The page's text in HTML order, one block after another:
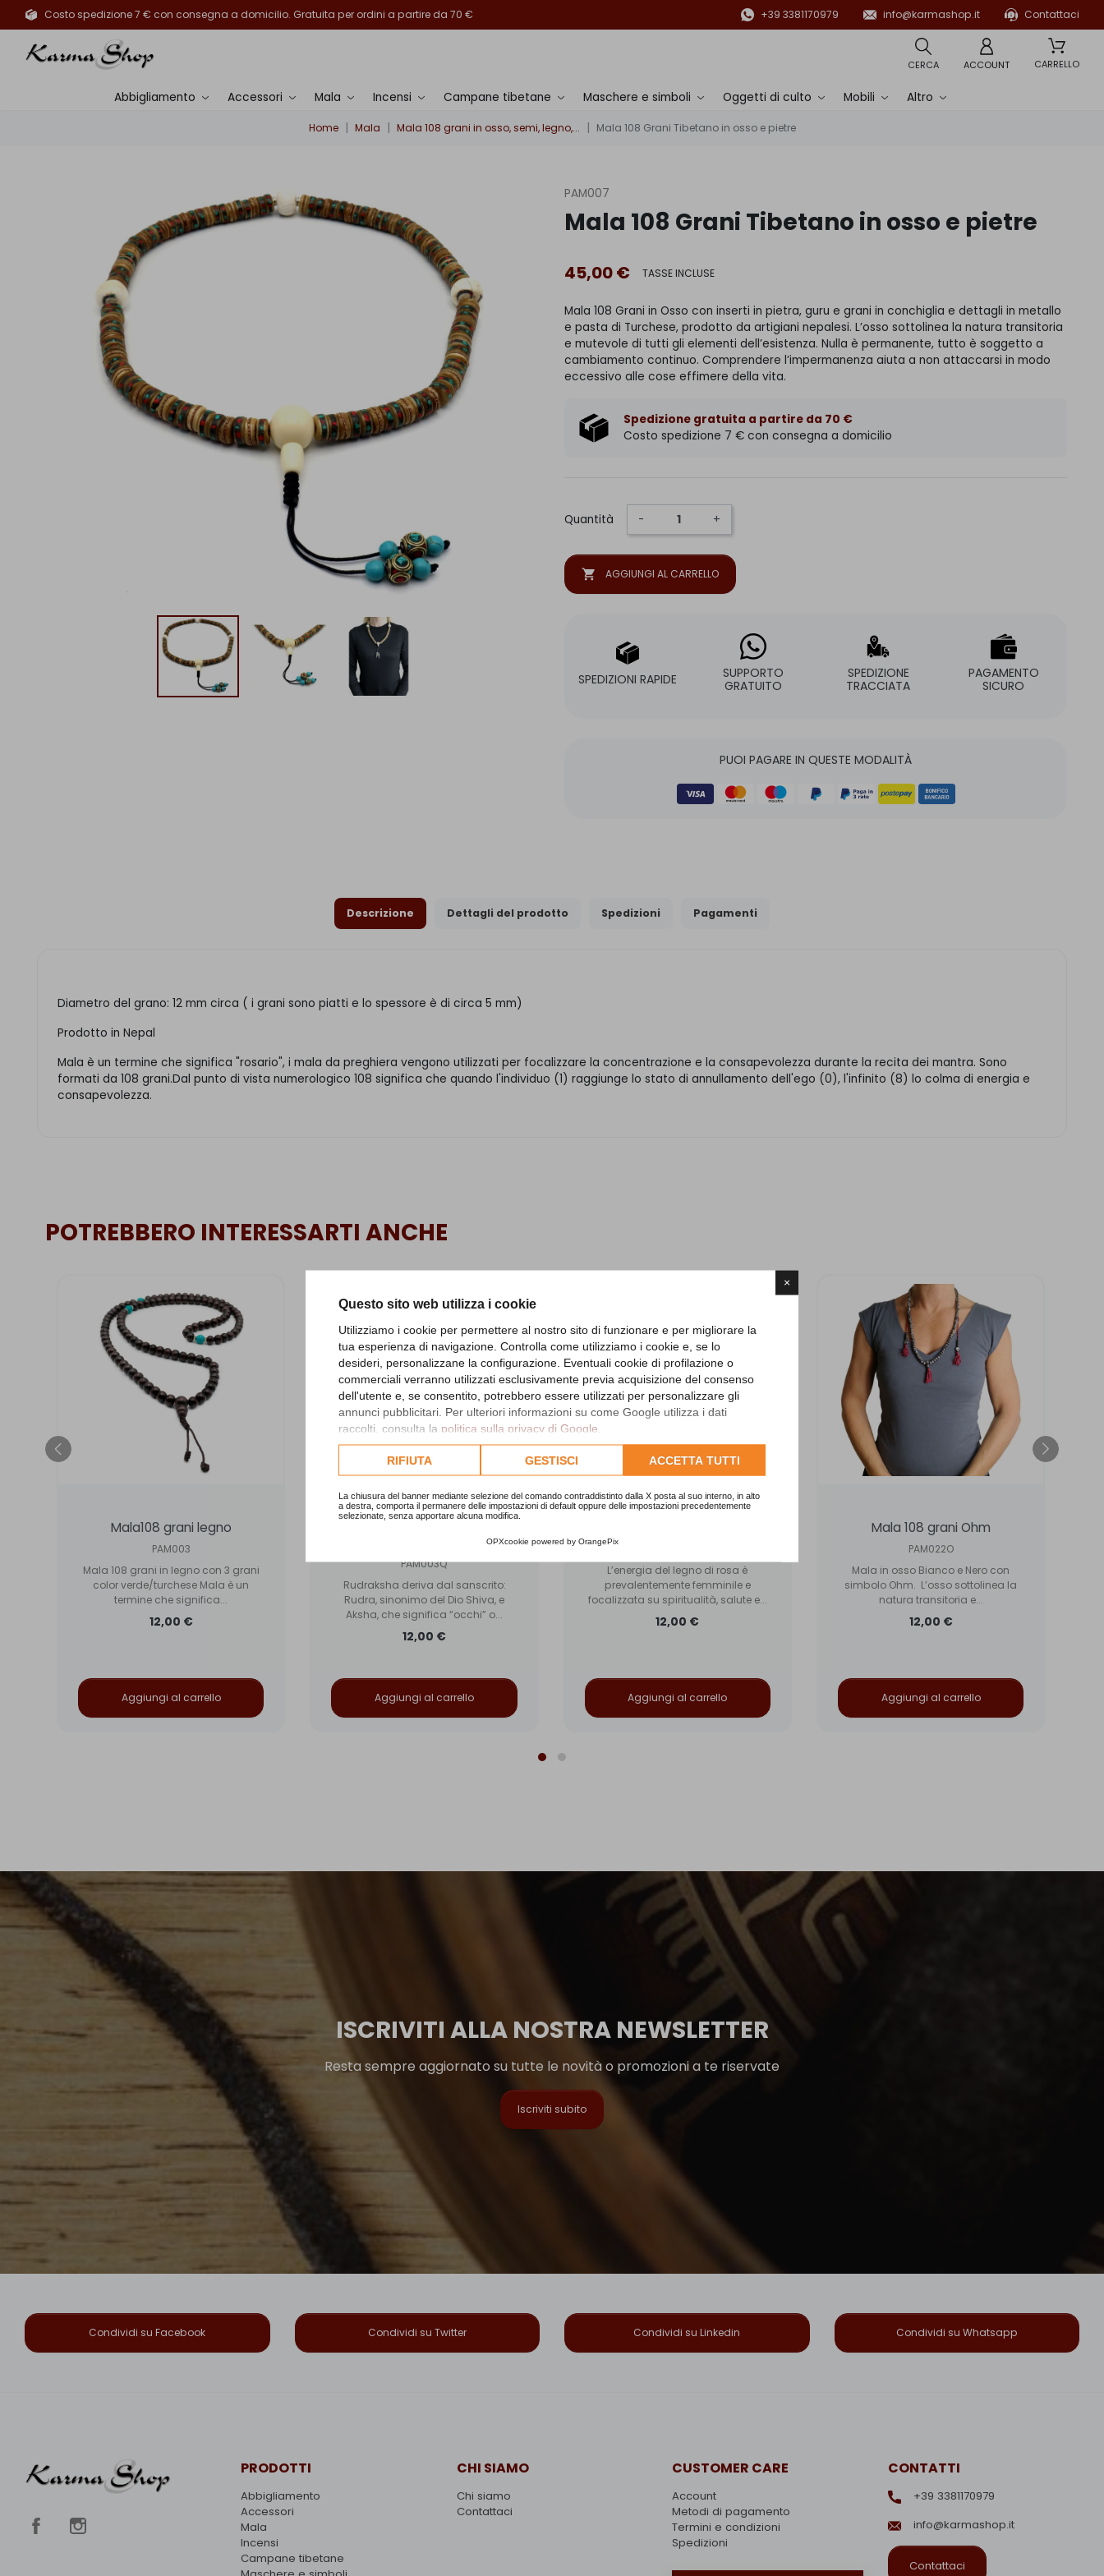
×
Questo sito web utilizza i cookie
Utilizziamo i cookie per permettere al nostro sito di funzionare e per migliorare la
tua esperienza di navigazione. Controlla come utilizziamo i cookie e, se lo
desideri, personalizzane la configurazione. Eventuali cookie di profilazione o
commerciali verranno utilizzati esclusivamente previa acquisizione del consenso
dell'utente e, se consentito, potrebbero essere utilizzati per personalizzare gli
annunci pubblicitari. Per ulteriori informazioni su come Google utilizza i dati
raccolti, consulta la politica sulla privacy di Google
Consulta l'informativa cookie completa.
RIFIUTA GESTISCI ACCETTA TUTTI
La chiusura del banner mediante selezione del comando contraddistinto dalla X posta al suo interno, in alto
a destra, comporta il permanere delle impostazioni di default oppure delle impostazioni precedentemente
selezionate, senza apportare alcuna modifica.
OPXcookie powered by OrangePix
Costo spedizione 7 € con consegna a domicilio. Gratuita per ordini a partire da 70 € +39 3381170979 info@karmashop.it Contattaci
CERCA ACCOUNT CARRELLO
Abbigliamento Accessori Mala Incensi Campane tibetane Maschere e simboli Oggetti di culto Mobili Altro
Home Mala Mala 108 grani in osso, semi, legno,... Mala 108 Grani Tibetano in osso e pietre
PAM007
Mala 108 Grani Tibetano in osso e pietre
45,00 € TASSE INCLUSE
Mala 108 Grani in Osso con inserti in pietra, guru e grani in conchiglia e dettagli in metallo
e pasta di Turchese, prodotto da artigiani nepalesi. L’osso sottolinea la natura transitoria
e mutevole di tutti gli elementi dell’esistenza. Nulla è permanente, tutto è soggetto a
cambiamento continuo. Comprendere l’impermanenza aiuta a non attaccarsi in modo
eccessivo alle cose effimere della vita.
Spedizione gratuita a partire da 70 €
Costo spedizione 7 € con consegna a domicilio
Quantità - +
shopping_cart AGGIUNGI AL CARRELLO
SPEDIZIONI RAPIDE
SUPPORTO
GRATUITO
SPEDIZIONE
TRACCIATA
PAGAMENTO
SICURO
PUOI PAGARE IN QUESTE MODALITÀ
Descrizione Dettagli del prodotto Spedizioni Pagamenti
Diametro del grano: 12 mm circa ( i grani sono piatti e lo spessore è di circa 5 mm)
Prodotto in Nepal
Mala è un termine che significa "rosario", i mala da preghiera vengono utilizzati per focalizzare la concentrazione e la consapevolezza durante la recita dei mantra. Sono
formati da 108 grani.Dal punto di vista numerologico 108 significa che quando l'individuo (1) raggiunge lo stato di annullamento dell'ego (0), l'infinito (8) lo colma di energia e
consapevolezza.
POTREBBERO INTERESSARTI ANCHE
Mala108 grani legno
PAM003
Mala 108 grani in legno con 3 grani
color verde/turchese Mala è un
termine che significa...
12,00 €
Aggiungi al carrello
PAM003Q
Rudraksha deriva dal sanscrito:
Rudra, sinonimo del Dio Shiva, e
Aksha, che significa “occhi” o...
12,00 €
Aggiungi al carrello
L’energia del legno di rosa è
prevalentemente femminile e
focalizzata su spiritualità, salute e...
12,00 €
Aggiungi al carrello
Mala 108 grani Ohm
PAM022O
Mala in osso Bianco e Nero con
simbolo Ohm. L’osso sottolinea la
natura transitoria e...
12,00 €
Aggiungi al carrello
ISCRIVITI ALLA NOSTRA NEWSLETTER
Resta sempre aggiornato su tutte le novità o promozioni a te riservate
Iscriviti subito
Condividi su Facebook Condividi su Twitter Condividi su Linkedin Condividi su Whatsapp
PRODOTTI
Abbigliamento
Accessori
Mala
Incensi
Campane tibetane
CHI SIAMO
Chi siamo
Contattaci
CUSTOMER CARE
Account
Metodi di pagamento
Termini e condizioni
Spedizioni
CONTATTI
+39 3381170979
info@karmashop.it
Contattaci